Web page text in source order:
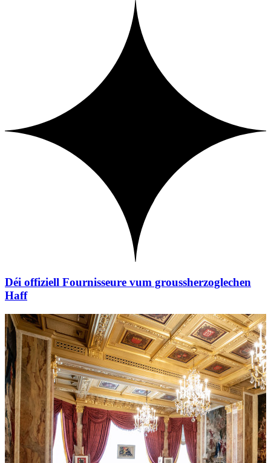
Déi offiziell Fournisseure vum groussherzoglechen
Haff